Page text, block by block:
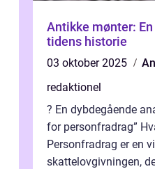
Antikke mønter:
tidens historie
03 oktober 2025
redaktionel
? En dybdegående
for personfradrag”
Personfradrag er en
skattelovgivningen,